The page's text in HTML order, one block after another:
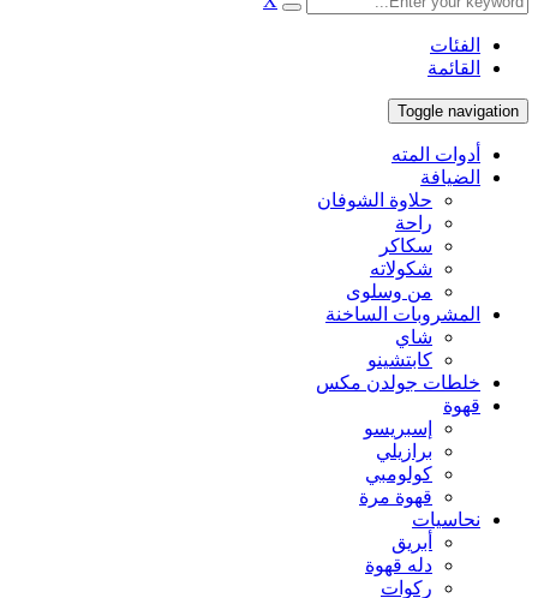
الفئات
القائمة
Toggle navigation
أدوات المته
الضيافة
حلاوة الشوفان
راحة
سكاكر
شكولاته
من وسلوى
المشروبات الساخنة
شاي
كابتشينو
خلطات جولدن مكس
قهوة
إسبريسو
برازيلي
كولومبي
قهوة مرة
نحاسيات
أبريق
‏دله قهوة
ركوات